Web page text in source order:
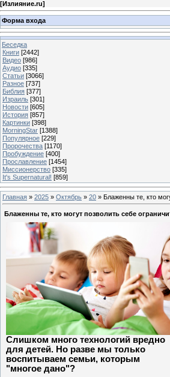
[Излияние.ru]
Форма входа
Беседка
Книги [2442]
Видео [986]
Аудио [335]
Статьи [3066]
Разное [737]
Библия [377]
Израиль [301]
Новости [605]
История [857]
Картинки [398]
MorningStar [1388]
Популярное [229]
Пророчества [1170]
Пробуждение [400]
Прославление [1454]
Миссионерство [335]
It's Supernatural! [859]
Главная » 2025 » Октябрь » 20 » Блаженны те, кто
Блаженны те, кто могут позволить себе
Слишком много технологий вредно
для детей. Но разве мы только
воспитываем семьи, которым
"многое дано"?